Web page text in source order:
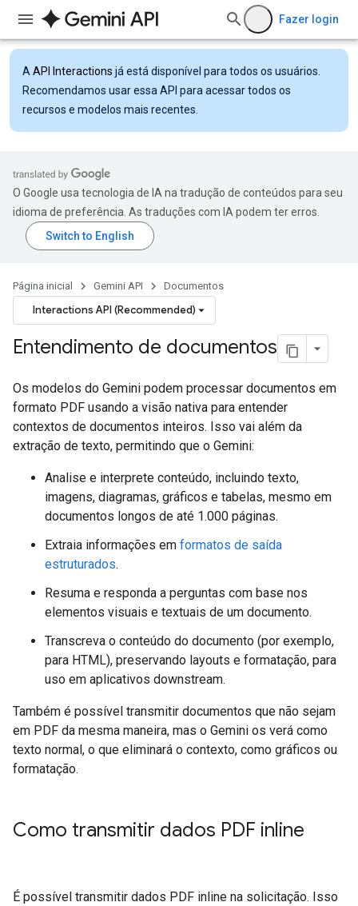
Fazer login
A API Interactions já está disponível para todos os usuários.
Recomendamos usar essa API para acessar todos os
recursos e modelos mais recentes.
O Google usa tecnologia de IA na tradução de conteúdos para seu
idioma de preferência. As traduções com IA podem ter erros.
Página inicial Gemini API Documentos
Interactions API (Recommended)
Entendimento de documentos
Os modelos do Gemini podem processar documentos em
formato PDF usando a visão nativa para entender
contextos de documentos inteiros. Isso vai além da
extração de texto, permitindo que o Gemini:
Analise e interprete conteúdo, incluindo texto,
imagens, diagramas, gráficos e tabelas, mesmo em
documentos longos de até 1.000 páginas.
Extraia informações em formatos de saída
estruturados.
Resuma e responda a perguntas com base nos
elementos visuais e textuais de um documento.
Transcreva o conteúdo do documento (por exemplo,
para HTML), preservando layouts e formatação, para
uso em aplicativos downstream.
Também é possível transmitir documentos que não sejam
em PDF da mesma maneira, mas o Gemini os verá como
texto normal, o que eliminará o contexto, como gráficos ou
formatação.
Como transmitir dados PDF inline
É possível transmitir dados PDF inline na solicitação. Isso